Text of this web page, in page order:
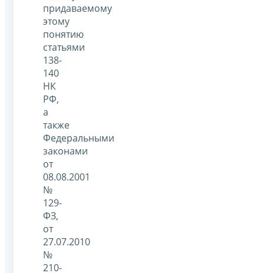
придаваемому
этому
понятию
статьями
138-
140
НК
РФ,
а
также
Федеральными
законами
от
08.08.2001
№
129-
ФЗ,
от
27.07.2010
№
210-